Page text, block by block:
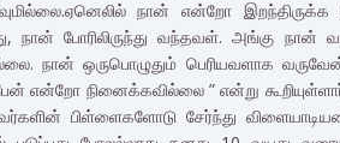
நான் என்றோ
நான் போரிலிருந்து வந்தவள். அங்கு
நான் ஒருபொழுதும் பெரியவளாக
என்றோ நினைக்கவில்லை ” என்று
பிள்ளைகளோடு சேர்ந்து